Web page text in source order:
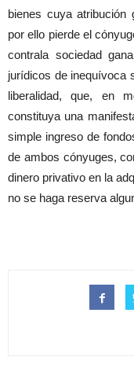
bienes cuya atribución
por ello pierde el
contrala sociedad
jurídicos de inequívoca
liberalidad, que, en
constituya una
simple ingreso de
de ambos cónyuges,
dinero privativo en la
no se haga reserva